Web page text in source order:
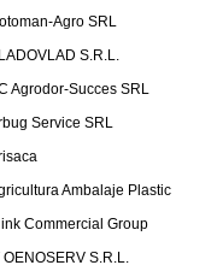
Agro SRL
S.R.L.
Agrodor-Succes SRL
Service SRL
Ambalaje Plastic
Commercial Group
OENOSERV S.R.L.